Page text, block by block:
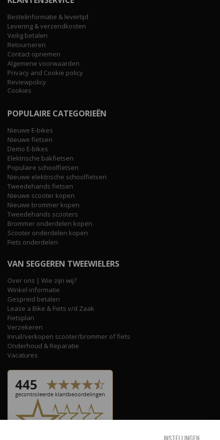
Bestelinformatie & levertijd
Levering & verzendkosten
Veilig betalen
Retourneren
Contact opnemen
Algemene voorwaarden
Privacy and Cookie policy
Reviewpolicy
Cookies
POPULAIRE CATEGORIEËN
Nieuwe E-bikes
Nieuwe fietsen
Demo E-bikes
Elektrische bakfietsen
Populaire schoolfietsen
Nieuwe elektrische schoolfietsen
Tweedehands fietsen
Nieuwe scooter kopen
Nieuwe brommer kopen
Tweedehands scooters
Brommer onderdelen kopen
Scooter onderdelen kopen
Fiets onderdelen
VAN SEGGEREN TWEEWIELERS
Over ons | Wie zijn wij?
Winkel informatie
Gespreid betalen
Lease a Bike & Fiets v/d Zaak
Fietsplan
Verzekeren
Inruil/verkopen scooter/brommer of fiets
Onderhoud & Reparatie
Vacatures
INSTELLINGEN